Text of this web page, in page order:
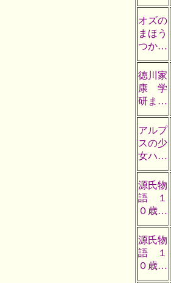
オズの
まほう
つか…
徳川家
康 学
研ま…
アルプ
スの少
女ハ…
源氏物
語 １
０歳…
源氏物
語 １
０歳…